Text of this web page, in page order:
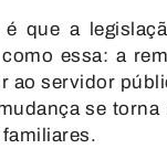
que a
essa: a
ao servidor
se